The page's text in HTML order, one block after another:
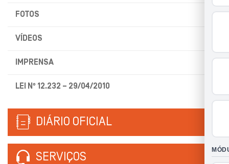
FOTOS
VÍDEOS
IMPRENSA
LEI Nº 12.232 – 29/04/2010
DIÁRIO OFICIAL
SERVIÇOS